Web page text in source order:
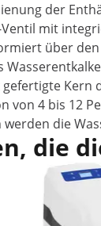
der
Ventil mit
über
Kern
von 4 bis 12
werden die
die